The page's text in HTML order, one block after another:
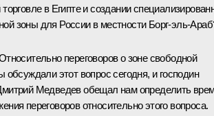
в Египте и создании
зоны для России в местности Борг-эль-
переговоров о зоне свободной
обсуждали этот вопрос сегодня, и господин
Медведев обещал нам определить
переговоров относительно этого вопроса.